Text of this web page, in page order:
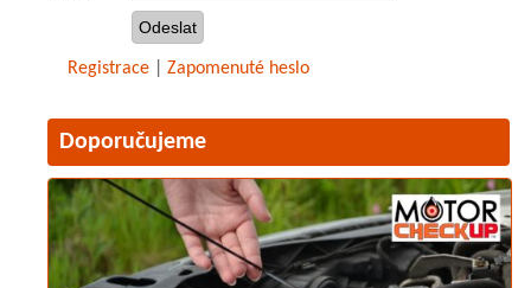
Registrace Zapomenuté heslo
Doporučujeme